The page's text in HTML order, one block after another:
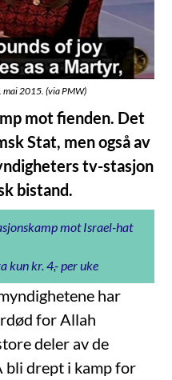
mai 2015. (via PMW)
mot fienden. Det
Stat, men også av
tv-stasjon
bistand.
mot Israel-hat
kun kr. 4,- per uke
har
for Allah
deler av de
bli drept i kamp for